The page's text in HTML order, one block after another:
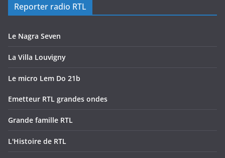
Reporter radio RTL
Le Nagra Seven
La Villa Louvigny
Le micro Lem Do 21b
Emetteur RTL grandes ondes
Grande famille RTL
L'Histoire de RTL